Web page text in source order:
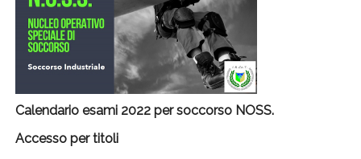
Calendario esami 2022 per soccorso NOSS.
Accesso per titoli